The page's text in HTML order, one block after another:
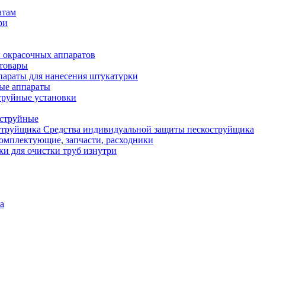
окрасочных аппаратов
для нанесения штукатурки
аппараты
установки
Средства индивидуальной защиты пескоструйщика
запчасти, расходники
для очистки труб изнутри